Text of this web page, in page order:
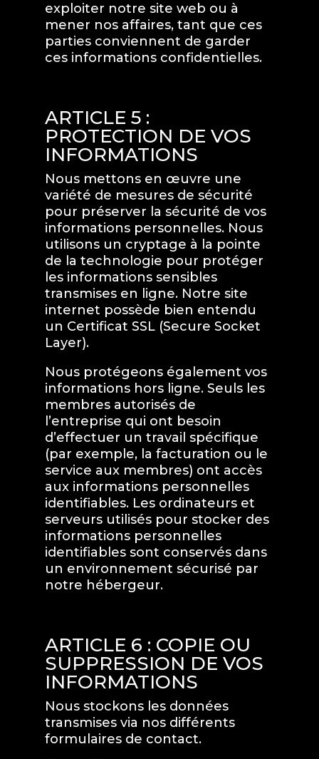
exploiter notre site web ou à
mener nos affaires, tant que ces
parties conviennent de garder
ces informations confidentielles.
ARTICLE 5 :
PROTECTION DE VOS
INFORMATIONS
Nous mettons en œuvre une
variété de mesures de sécurité
pour préserver la sécurité de vos
informations personnelles. Nous
utilisons un cryptage à la pointe
de la technologie pour protéger
les informations sensibles
transmises en ligne. Notre site
internet possède bien entendu
un Certificat SSL (Secure Socket
Layer).
Nous protégeons également vos
informations hors ligne. Seuls les
membres autorisés de
l’entreprise qui ont besoin
d’effectuer un travail spécifique
(par exemple, la facturation ou le
service aux membres) ont accès
aux informations personnelles
identifiables. Les ordinateurs et
serveurs utilisés pour stocker des
informations personnelles
identifiables sont conservés dans
un environnement sécurisé par
notre hébergeur.
ARTICLE 6 : COPIE OU
SUPPRESSION DE VOS
INFORMATIONS
Nous stockons les données
transmises via nos différents
formulaires de contact.